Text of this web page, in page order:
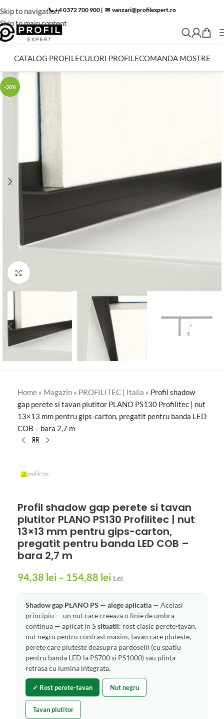
Skip to navigation
Skip to main content
📞 +4 0372 700 900 | ✉︎ vanzari@profilexpert.ro
CATALOG PROFILECULORI PROFILECOMANDA MOSTRE
-30%
Click to enlarge
Home » Magazin » PROFILITEC | Italia » Profil shadow
gap perete si tavan plutitor PLANO PS130 Profilitec | nut
13×13 mm pentru gips-carton, pregatit pentru banda LED
COB – bara 2,7 m
Profil shadow gap perete si tavan
plutitor PLANO PS130 Profilitec | nut
13×13 mm pentru gips-carton,
pregatit pentru banda LED COB –
bara 2,7 m
94,38 lei – 154,88 lei Lei
Shadow gap PLANO PS — alege aplicatia — Acelasi
principiu — un nut care creeaza o linie de umbra
continua — aplicat in 5 situatii: rost clasic perete-tavan,
nut negru pentru contrast maxim, tavan care pluteste,
perete care pluteste deasupra pardoselii (cu spatiu
pentru banda LED la PS700 si PS1000) sau plinta
retrasa cu lumina integrata.
✓ Rost perete-tavan Nut negru
Tavan plutitor